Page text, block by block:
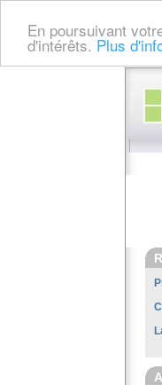
En poursuivant
d'intérêts. Plus